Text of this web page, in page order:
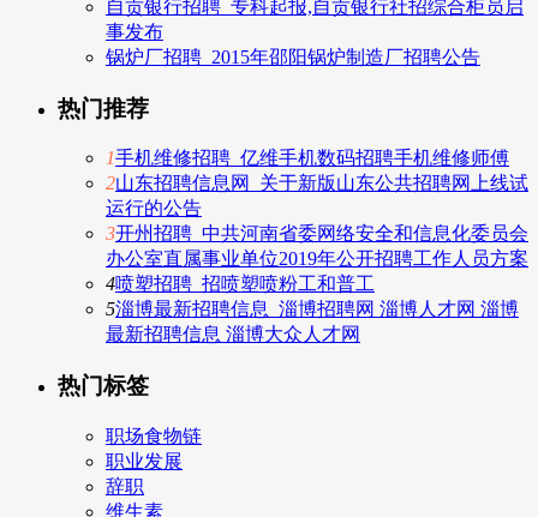
自贡银行招聘_专科起报,自贡银行社招综合柜员启
事发布
锅炉厂招聘_2015年邵阳锅炉制造厂招聘公告
热门推荐
1手机维修招聘_亿维手机数码招聘手机维修师傅
2山东招聘信息网_关于新版山东公共招聘网上线试
运行的公告
3开州招聘_中共河南省委网络安全和信息化委员会
办公室直属事业单位2019年公开招聘工作人员方案
4喷塑招聘_招喷塑喷粉工和普工
5淄博最新招聘信息_淄博招聘网 淄博人才网 淄博
最新招聘信息 淄博大众人才网
热门标签
职场食物链
职业发展
辞职
维生素